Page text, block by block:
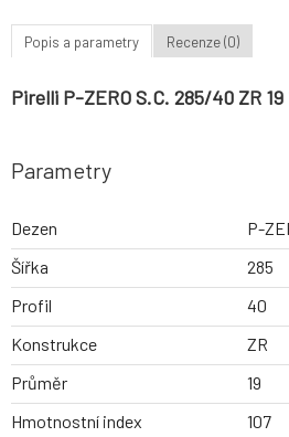
Popis a parametry Recenze (0)
Pirelli P-ZERO S.C. 285/40 ZR 19
Parametry
Dezen
P-
Šířka
285
Profil
40
Konstrukce
ZR
Průměr
19
Hmotnostní index
107